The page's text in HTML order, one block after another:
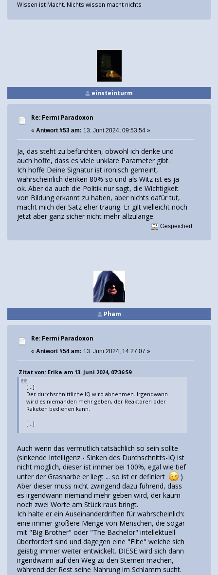
Wissen ist Macht. Nichts wissen macht nichts
einsteinturm
Re: Fermi Paradoxon
« Antwort #53 am: 13. Juni 2024, 09:53:54 »
Ja, das steht zu befürchten, obwohl ich denke und
auch hoffe, dass es viele unklare Parameter gibt.
Ich hoffe Deine Signatur ist ironisch gemeint,
wahrscheinlich denken 80% so und als Witz ist es ja
ok. Aber da auch die Politik nur sagt, die Wichtigkeit
von Bildung erkannt zu haben, aber nichts dafür tut,
macht mich der Satz eher traurig. Er gilt vielleicht noch
jetzt aber ganz sicher nicht mehr allzulange.
Gespeichert
Pham
Re: Fermi Paradoxon
« Antwort #54 am: 13. Juni 2024, 14:27:07 »
Zitat von: Erika am 13. Juni 2024, 07:36:59
[...]
Der durchschnittliche IQ wird abnehmen. Irgendwann
wird es niemanden mehr geben, der Reaktoren oder
Raketen bedienen kann.
[...]
Auch wenn das vermutlich tatsächlich so sein sollte
(sinkende Intelligenz - Sinken des Durchschnitts-IQ ist
nicht möglich, dieser ist immer bei 100%, egal wie tief
unter der Grasnarbe er liegt ... so ist er definiert
)
Aber dieser muss nicht zwingend dazu führend, dass
es irgendwann niemand mehr geben wird, der kaum
noch zwei Worte am Stück raus bringt.
Ich halte er ein Auseinanderdriften für wahrscheinlich:
eine immer größere Menge von Menschen, die sogar
mit "Big Brother" oder "The Bachelor" intellektuell
überfordert sind und dagegen eine "Elite" welche sich
geistig immer weiter entwickelt. DIESE wird sich dann
irgendwann auf den Weg zu den Sternen machen,
während der Rest seine Nahrung im Schlamm sucht.